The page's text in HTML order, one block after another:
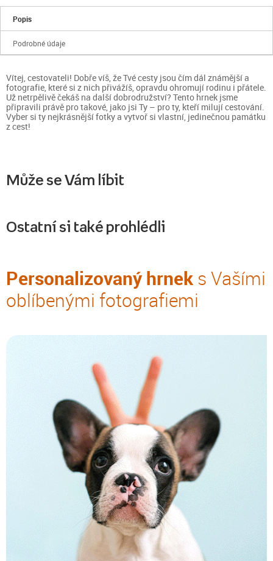
Popis
Podrobné údaje
Vítej, cestovateli! Dobře víš, že Tvé cesty jsou čím dál známější a
fotografie, které si z nich přivážíš, opravdu ohromují rodinu i přátele.
Už netrpělivě čekáš na další dobrodružství? Tento hrnek jsme
připravili právě pro takové, jako jsi Ty – pro ty, kteří milují cestování.
Vyber si ty nejkrásnější fotky a vytvoř si vlastní, jedinečnou památku
z cest!
Může se Vám líbit
Ostatní si také prohlédli
Personalizovaný hrneks Vašími
oblíbenými fotografiemi